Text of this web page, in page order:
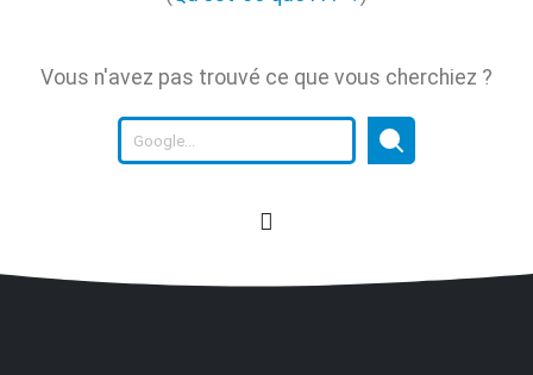
Vous n'avez pas trouvé ce que vous cherchiez ?